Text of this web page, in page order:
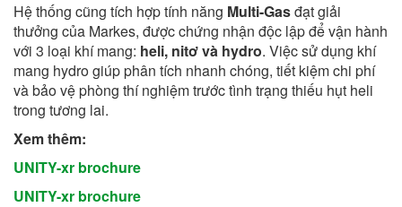
Hệ thống cũng tích hợp tính năng Multi-Gasđạt giải
thưởng của Markes, được chứng nhận độc lập để vận hành
với 3 loại khí mang: heli, nitơ và hydro. Việc sử dụng khí
mang hydro giúp phân tích nhanh chóng, tiết kiệm chi phí
và bảo vệ phòng thí nghiệm trước tình trạng thiếu hụt heli
trong tương lai.
Xem thêm:
UNITY-xr brochure
UNITY-xr brochure